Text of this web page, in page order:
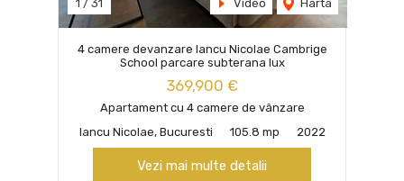
1 / 31 Video Harta
4 camere devanzare Iancu Nicolae Cambrige
School parcare subterana lux
369,900 €
Apartament cu 4 camere de vânzare
Iancu Nicolae, Bucuresti
105.8 mp 2022
Vezi mai multe detalii